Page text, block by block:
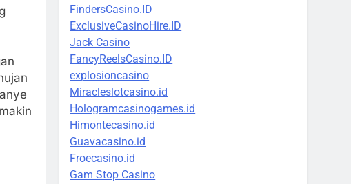
FindersCasino.ID
ExclusiveCasinoHire.ID
Jack Casino
FancyReelsCasino.ID
explosioncasino
Miracleslotcasino.id
Hologramcasinogames.id
Himontecasino.id
Guavacasino.id
Froecasino.id
Gam Stop Casino